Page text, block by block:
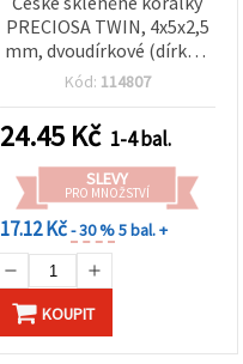
PRECIOSA TWIN, 4x5x2,5
mm, dvoudírkové (dírka 1
mm), neprůhledná matná
Kód: 114807
24.45 Kč 1-4 bal.
SLEVY
PRO MNOŽSTVÍ
17.12 Kč- 30 %5 bal. +
KOUPIT